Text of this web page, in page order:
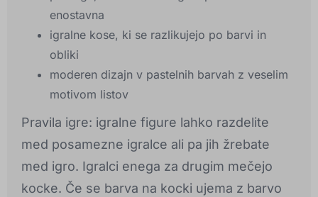
enostavna
igralne kose, ki se razlikujejo po barvi in
obliki
moderen dizajn v pastelnih barvah z veselim
motivom listov
Pravila igre: igralne figure lahko razdelite
med posamezne igralce ali pa jih žrebate
med igro. Igralci enega za drugim mečejo
kocke. Če se barva na kocki ujema z barvo